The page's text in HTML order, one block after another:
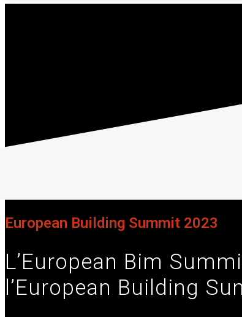
European Building Summit 2023
L’European Bim
l’European Building